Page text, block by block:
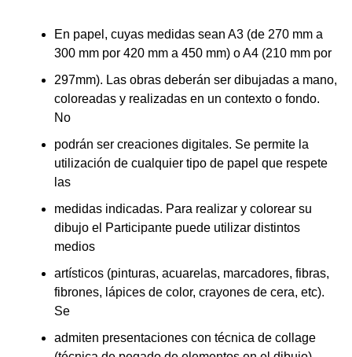
En papel, cuyas medidas sean A3 (de 270 mm a
300 mm por 420 mm a 450 mm) o A4 (210 mm por
297mm). Las obras deberán ser dibujadas a mano,
coloreadas y realizadas en un contexto o fondo.
No
podrán ser creaciones digitales. Se permite la
utilización de cualquier tipo de papel que respete
las
medidas indicadas. Para realizar y colorear su
dibujo el Participante puede utilizar distintos
medios
artísticos (pinturas, acuarelas, marcadores, fibras,
fibrones, lápices de color, crayones de cera, etc).
Se
admiten presentaciones con técnica de collage